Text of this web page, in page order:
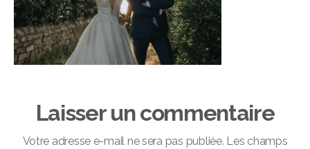
Laisser un commentaire
Votre adresse e-mail ne sera pas publiée. Les champs